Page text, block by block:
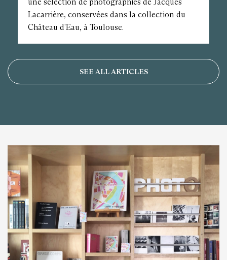
Lacarrière, conservées dans la collection du
Château d’Eau, à Toulouse.
SEE ALL ARTICLES